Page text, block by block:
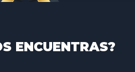
ENCUENTRAS?